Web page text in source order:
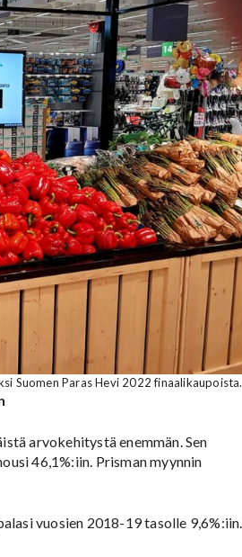
Suomen Paras Hevi 2022 finaalikaupoista.
arvokehitystä enemmän. Sen
46,1%:iin. Prisman myynnin
vuosien 2018-19 tasolle 9,6%:iin.